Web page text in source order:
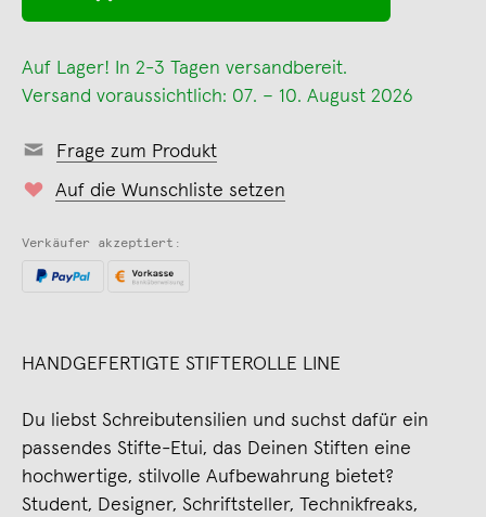
Auf Lager! In 2-3 Tagen versandbereit.
Versand voraussichtlich: 07. – 10. August 2026
Frage zum Produkt
Auf die Wunschliste setzen
Verkäufer akzeptiert:
HANDGEFERTIGTE STIFTEROLLE LINE
Du liebst Schreibutensilien und suchst dafür ein
passendes Stifte-Etui, das Deinen Stiften eine
hochwertige, stilvolle Aufbewahrung bietet?
Student, Designer, Schriftsteller, Technikfreaks,